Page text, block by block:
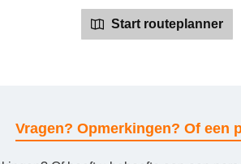
Start routeplanner
Vragen? Opmerkingen? Of een